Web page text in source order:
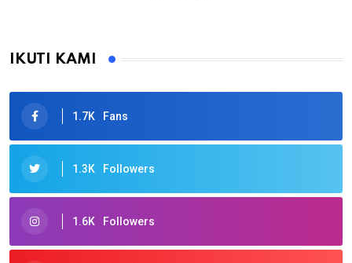
IKUTI KAMI
1.7K Fans
1.3K Followers
1.6K Followers